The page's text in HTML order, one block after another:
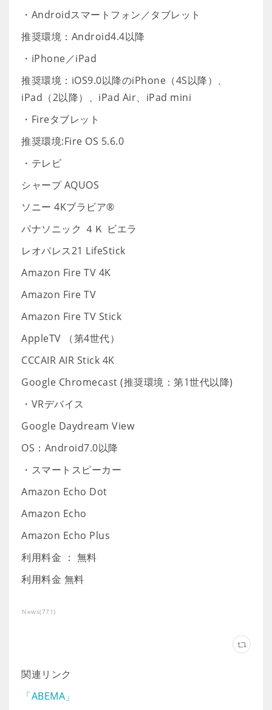
・Androidスマートフォン／タブレット
推奨環境：Android4.4以降
・iPhone／iPad
推奨環境：iOS9.0以降のiPhone（4S以降）、
iPad（2以降）、iPad Air、iPad mini
・Fireタブレット
推奨環境:Fire OS 5.6.0
・テレビ
シャープ AQUOS
ソニー 4Kブラビア®
パナソニック ４Ｋ ビエラ
レオパレス21 LifeStick
Amazon Fire TV 4K
Amazon Fire TV
Amazon Fire TV Stick
AppleTV （第4世代）
CCCAIR AIR Stick 4K
Google Chromecast (推奨環境：第1世代以降)
・VRデバイス
Google Daydream View
OS：Android7.0以降
・スマートスピーカー
Amazon Echo Dot
Amazon Echo
Amazon Echo Plus
利用料金 ： 無料
利用料金 無料
News(771)
関連リンク
「ABEMA」